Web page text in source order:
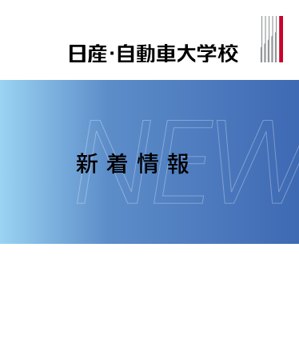
新着情報